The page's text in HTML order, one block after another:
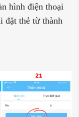
hình điện thoại
đặt thẻ từ thành